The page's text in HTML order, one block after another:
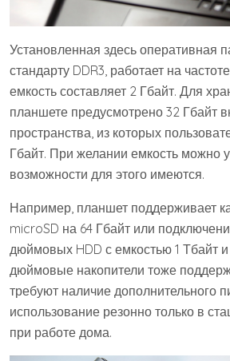
Установленная здесь оперативная
стандарту DDR3, работает на
емкость составляет 2 Гбайт. Для
планшете предусмотрено 32 Гбайт
пространства, из которых
Гбайт. При желании емкость можно
возможности для этого имеются.
Например, планшет поддерживает
microSD на 64 Гбайт или
дюймовых HDD с емкостью 1 Тбайт
дюймовые накопители тоже
требуют наличие дополнительного
использование резонно только в
при работе дома.